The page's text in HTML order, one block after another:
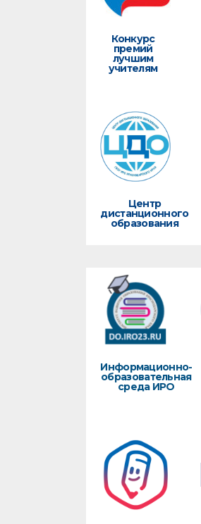
Конкурс
премий
лучшим
учителям
Центр
дистанционного
образования
Информационно-
образовательная
среда ИРО